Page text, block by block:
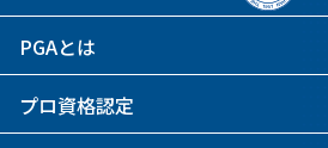
PGAとは
プロ資格認定